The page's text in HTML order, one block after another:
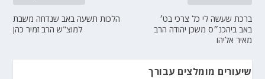
הלכות תשעה באב שנדחה משבת
למוצ"ש הרב זמיר כהן
ברכת שעשה לי כל צרכי בט׳
באב ביהכנ״ס משכן יהודה הרב
מאיר אליהו
שיעורים מומלצים עבורך